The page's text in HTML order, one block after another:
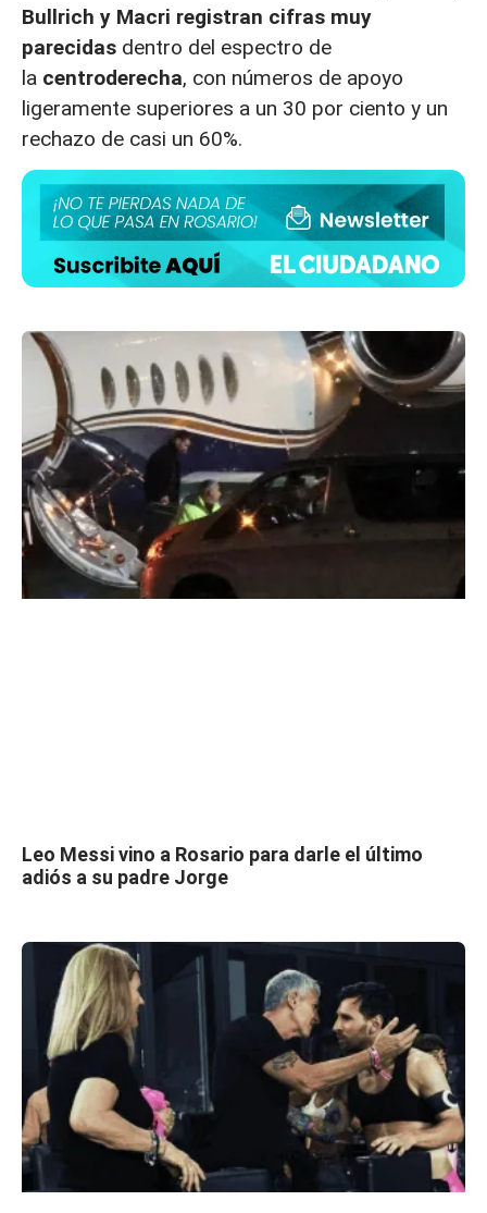
Bullrich y Macri registran cifras muy
parecidas dentro del espectro de
la centroderecha, con números de apoyo
ligeramente superiores a un 30 por ciento y un
rechazo de casi un 60%.
Leo Messi vino a Rosario para darle el último
adiós a su padre Jorge